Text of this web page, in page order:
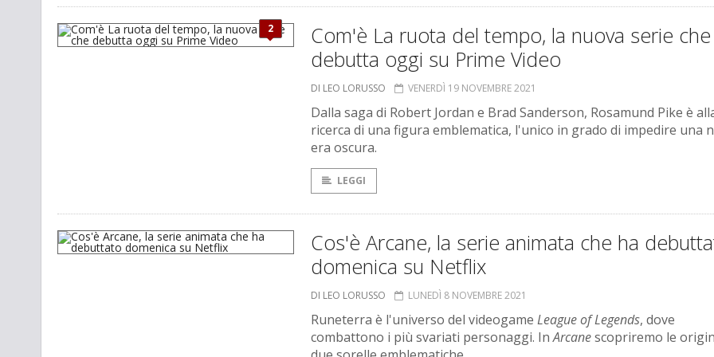
2
Com'è La ruota del tempo, la nuova serie che
debutta oggi su Prime Video
DI LEO LORUSSO VENERDÌ 19 NOVEMBRE 2021
Dalla saga di Robert Jordan e Brad Sanderson, Rosamund Pike è
ricerca di una figura emblematica, l'unico in grado di impedire una
era oscura.
LEGGI
Cos'è Arcane, la serie animata che ha
domenica su Netflix
DI LEO LORUSSO LUNEDÌ 8 NOVEMBRE 2021
Runeterra è l'universo del videogame League of Legends, dove
combattono i più svariati personaggi. InArcanescopriremo le